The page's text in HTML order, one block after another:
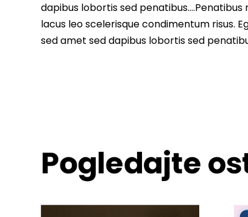
dapibus lobortis sed
lacus leo scelerisque condimentum risus.
sed amet sed dapibus lobortis sed
Pogledajte